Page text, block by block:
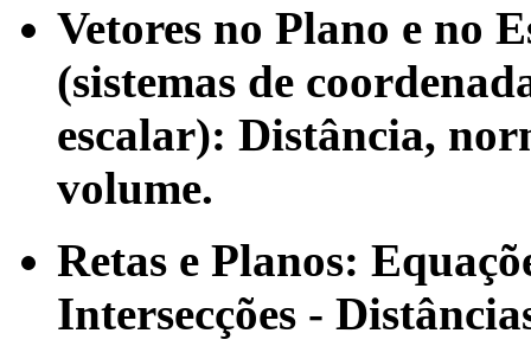
Vetores no Plano e no
(sistemas de
escalar): Distância,
volume.
Retas e Planos:
Intersecções -